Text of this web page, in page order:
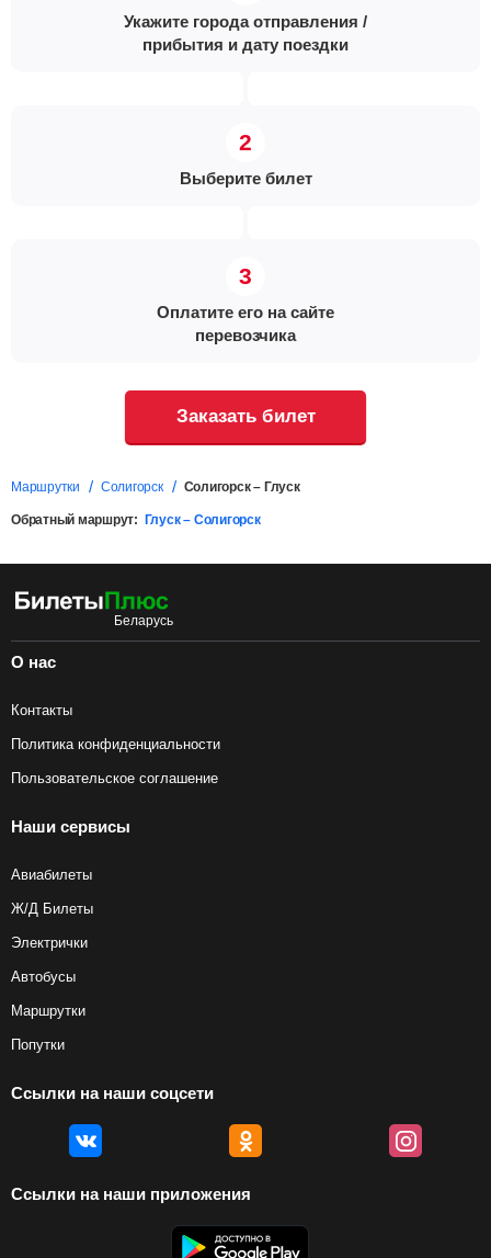
Укажите города отправления /
прибытия и дату поездки
Выберите билет
Оплатите его на сайте
перевозчика
Заказать билет
Маршрутки Солигорск Солигорск – Глуск
Обратный маршрут: Глуск – Солигорск
О нас
Контакты
Политика конфиденциальности
Пользовательское соглашение
Наши сервисы
Авиабилеты
Ж/Д Билеты
Электрички
Автобусы
Маршрутки
Попутки
Ссылки на наши соцсети
Ссылки на наши приложения